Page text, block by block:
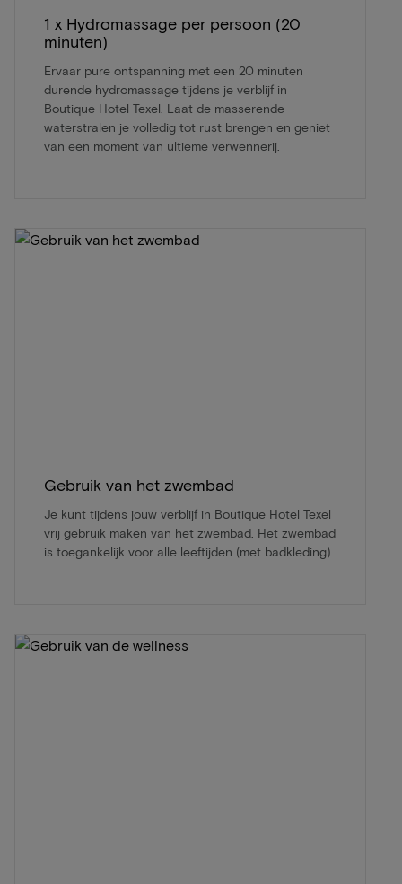
1 x Hydromassage per persoon (20
minuten)
Ervaar pure ontspanning met een 20 minuten
durende hydromassage tijdens je verblijf in
Boutique Hotel Texel. Laat de masserende
waterstralen je volledig tot rust brengen en geniet
van een moment van ultieme verwennerij.
Gebruik van het zwembad
Je kunt tijdens jouw verblijf in Boutique Hotel Texel
vrij gebruik maken van het zwembad. Het zwembad
is toegankelijk voor alle leeftijden (met badkleding).